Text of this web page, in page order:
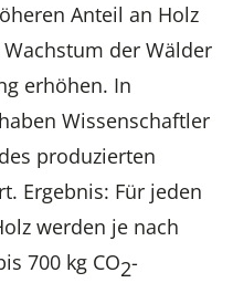
Anteil an Holz
der Wälder
erhöhen. In
Wissenschaftler
produzierten
Ergebnis: Für jeden
werden je nach
700 kg CO2-